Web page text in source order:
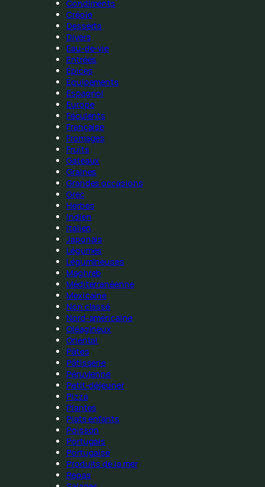
Condiments
Créole
Desserts
Divers
Eau-de-vie
Entrées
Épices
Équipements
Espagnol
Europe
Féculents
Française
Fromages
Fruits
Gateaux
Graines
Grandes occasions
Grec
Herbes
Indien
Italien
Japonais
Légumes
Légumineuses
Maghreb
Méditerranéenne
Mexicaine
Non classé
Nord-américaine
Oléagineux
Oriental
Pâtes
Pâtisserie
Péruvienne
Petit-déjeuner
Pizza
Plantes
Plats enfants
Poisson
Portugais
Portugaise
Produits de la mer
Repas